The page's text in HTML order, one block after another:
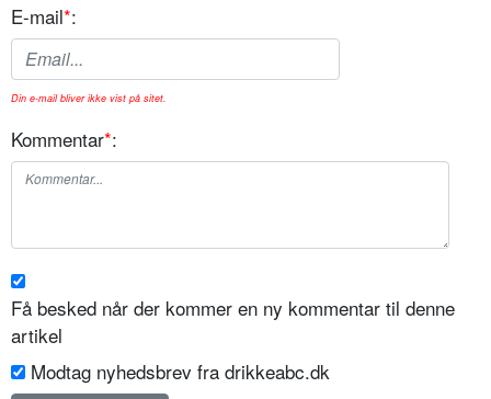
E-mail*:
Din e-mail bliver ikke vist på sitet.
Kommentar*:
Få besked når der kommer en ny kommentar til denne
artikel
Modtag nyhedsbrev fra drikkeabc.dk